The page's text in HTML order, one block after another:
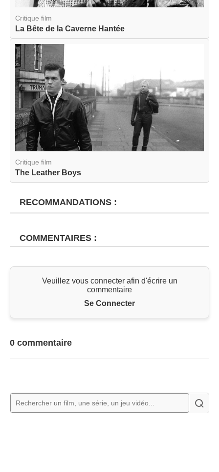
Critique film
La Bête de la Caverne Hantée
Critique film
The Leather Boys
RECOMMANDATIONS :
COMMENTAIRES :
Veuillez vous connecter afin d'écrire un
commentaire
Se Connecter
0 commentaire